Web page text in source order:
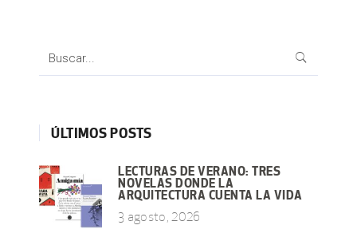
Search
ÚLTIMOS POSTS
LECTURAS DE VERANO: TRES
NOVELAS DONDE LA
ARQUITECTURA CUENTA LA VIDA
3 agosto, 2026